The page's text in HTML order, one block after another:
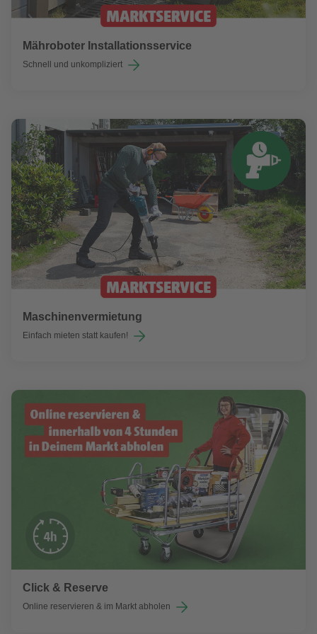
Mähroboter Installationsservice
Schnell und unkompliziert
Maschinenvermietung
Einfach mieten statt kaufen!
Click & Reserve
Online reservieren & im Markt abholen